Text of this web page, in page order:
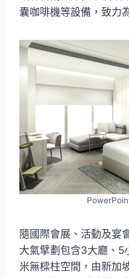
囊咖啡機等設備，致力
隨國際會展、活動及宴
大氣擘劃包含3大廳、5
米無樑柱空間，由新加